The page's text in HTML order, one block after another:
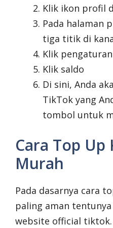
Klik ikon profil
Pada halaman
tiga titik di
Klik
Klik saldo
Di sini, Anda
TikTok yang
tombol untuk
Cara Top
Murah
Pada dasarnya cara
paling aman
website official